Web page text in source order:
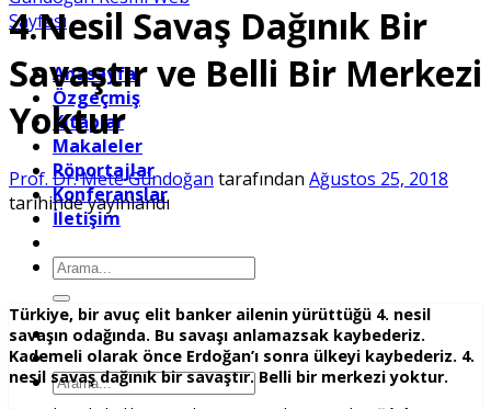
Anasayfa
Özgeçmiş
Kitaplar
Makaleler
Röportajlar
Konferanslar
İletişim
Ara:
Ara:
4.Nesil Savaş Dağınık Bir
Savaştır ve Belli Bir Merkezi
Yoktur
Prof. Dr. Mete Gündoğan tarafından Ağustos 25, 2018
tarihinde yayınlandı
Türkiye, bir avuç elit banker ailenin yürüttüğü 4. nesil
savaşın odağında. Bu savaşı anlamazsak kaybederiz.
Kademeli olarak önce Erdoğan’ı sonra ülkeyi kaybederiz. 4.
nesil savaş dağınık bir savaştır. Belli bir merkezi yoktur.